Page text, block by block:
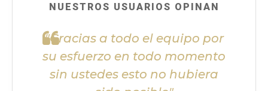
NUESTROS USUARIOS OPINAN
"Gracias a todo el equipo por
su esfuerzo en todo momento
sin ustedes esto no hubiera